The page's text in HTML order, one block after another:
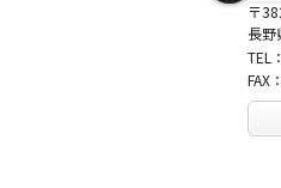
〒
長
TEL：
FAX